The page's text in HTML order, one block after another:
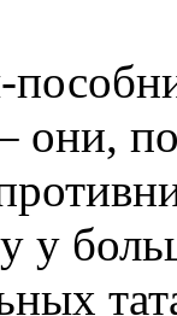
они,
у